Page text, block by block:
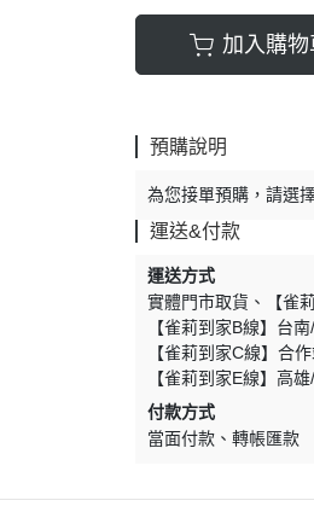
加入購物
預購說明
為您接單預購，請選
運送&付款
運送方式
實體門市取貨
【雀
【雀莉到家B線】台
【雀莉到家C線】合
【雀莉到家E線】高
付款方式
當面付款
轉帳匯款